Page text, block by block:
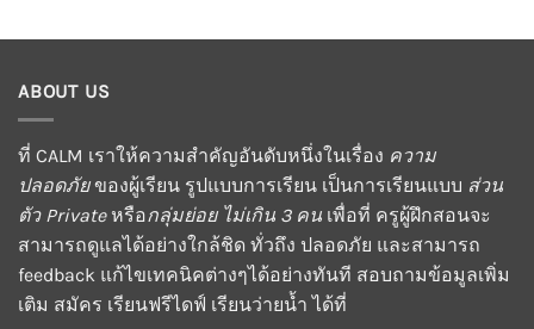
ABOUT US
ที่ CALM เราให้ความสำคัญอันดับหนึ่งในเรื่อง ความ
ปลอดภัยของผู้เรียน รูปแบบการเรียน เป็นการเรียนแบบ ส่วน
ตัว Privateหรือกลุ่มย่อย ไม่เกิน 3 คน เพื่อที่ ครูผู้ฝึกสอนจะ
สามารถดูแลได้อย่างใกล้ชิด ทั่วถึง ปลอดภัย และสามารถ
feedback แก้ไขเทคนิคต่างๆได้อย่างทันที สอบถามข้อมูลเพิ่ม
เติม สมัคร เรียนฟรีไดฟ์ เรียนว่ายน้ำ ได้ที่